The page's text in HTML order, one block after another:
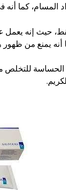
المسام، كما
حيث إنه
أنه يمنع من
الحساسة